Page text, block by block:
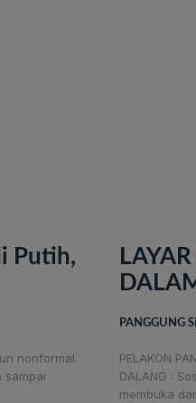
Putih,
nonformal.
sampai
PANGGUNG
PELAKON
DALANG :
membuka